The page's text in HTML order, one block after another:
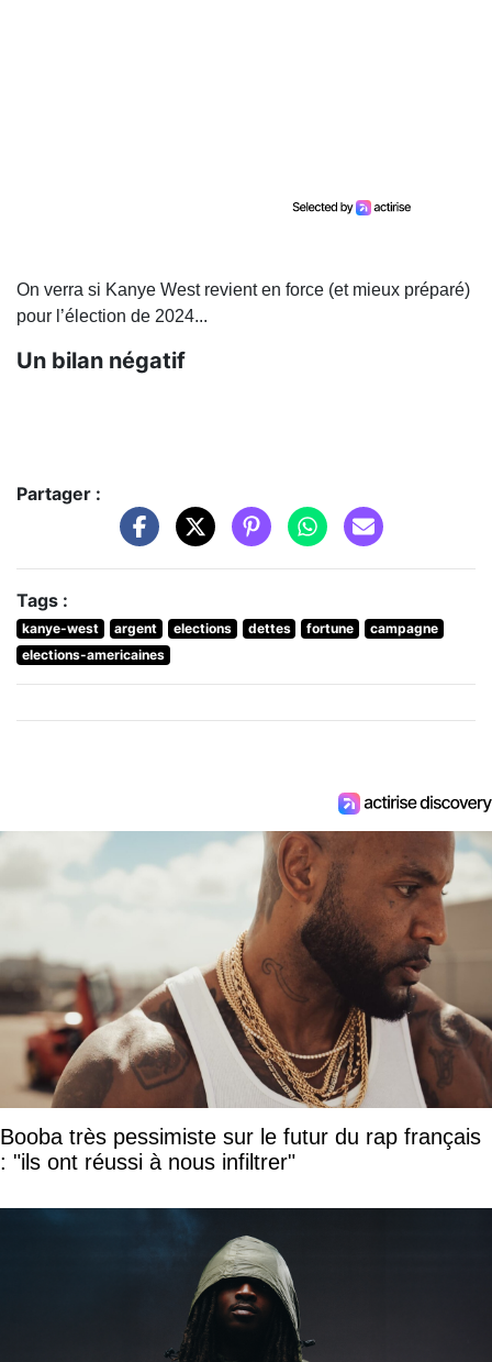
On verra si Kanye West revient en force (et mieux préparé)
pour l’élection de 2024...
Un bilan négatif
Partager :
Tags :
kanye-west argent elections dettes fortune
campagne
elections-americaines
Booba très pessimiste sur le futur du rap français
: "ils ont réussi à nous infiltrer"